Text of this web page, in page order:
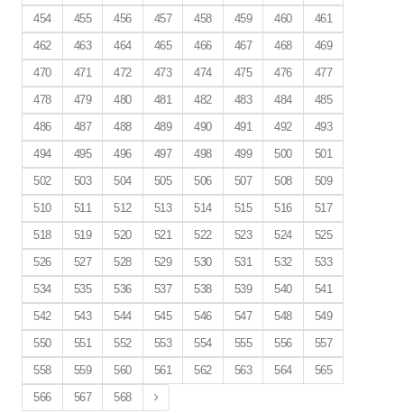
454
455 456 457 458 459 460
461
462
463 464 465 466 467 468
469
470
471 472 473 474 475 476
477
478
479 480 481 482 483 484
485
486
487 488 489 490 491 492
493
494
495 496 497 498 499 500
501
502
503 504 505 506 507 508
509
510
511 512 513 514 515 516
517
518
519 520 521 522 523 524
525
526
527 528 529 530 531 532
533
534
535 536 537 538 539 540
541
542
543 544 545 546 547 548
549
550
551 552 553 554 555 556
557
558
559 560 561 562 563 564
565
566
567 568